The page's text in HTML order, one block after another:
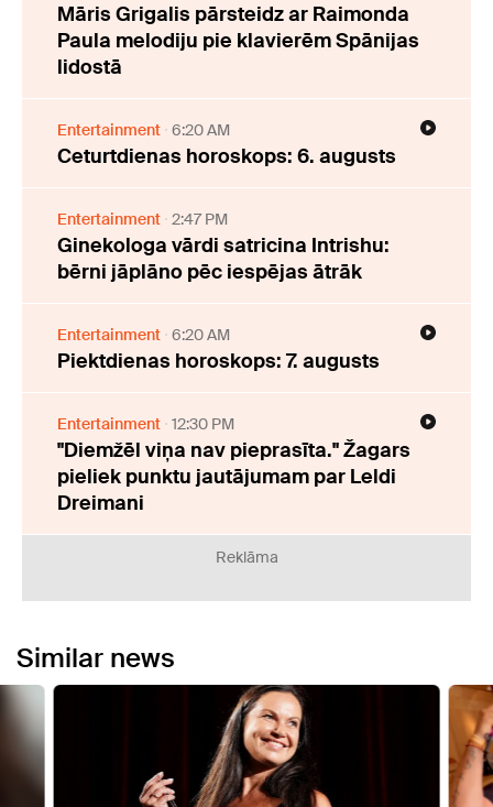
Māris Grigalis pārsteidz ar Raimonda
Paula melodiju pie klavierēm Spānijas
lidostā
Entertainment 6:20 AM
Ceturtdienas horoskops: 6. augusts
Entertainment 2:47 PM
Ginekologa vārdi satricina Intrishu:
bērni jāplāno pēc iespējas ātrāk
Entertainment 6:20 AM
Piektdienas horoskops: 7. augusts
Entertainment 12:30 PM
"Diemžēl viņa nav pieprasīta." Žagars
pieliek punktu jautājumam par Leldi
Dreimani
Reklāma
Similar news